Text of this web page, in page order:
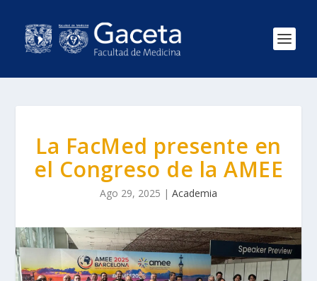
La FacMed presente en
el Congreso de la AMEE
Ago 29, 2025 | Academia